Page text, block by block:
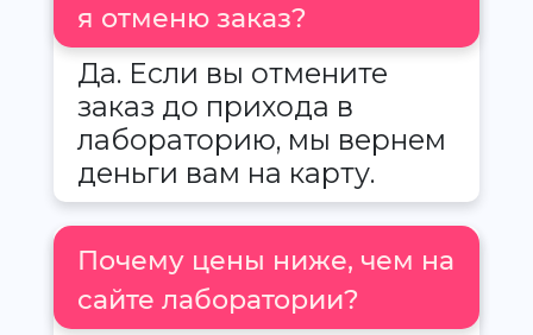
я отменю заказ?
Да. Если вы отмените
заказ до прихода в
лабораторию, мы вернем
деньги вам на карту.
Почему цены ниже, чем на
сайте лаборатории?